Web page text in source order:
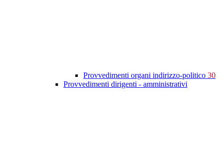
Provvedimenti organi indirizzo-politico 30
Provvedimenti dirigenti - amministrativi